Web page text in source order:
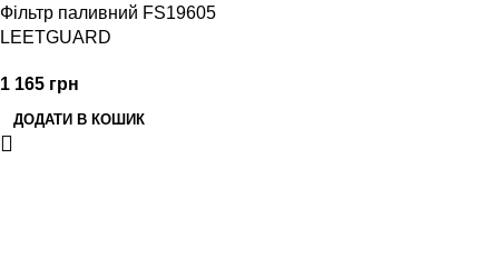
Фільтр паливний FS19605
LEETGUARD
1 165 грн
ДОДАТИ В КОШИК